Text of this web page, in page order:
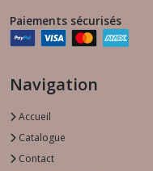
Paiements sécurisés
Navigation
Accueil
Catalogue
Contact